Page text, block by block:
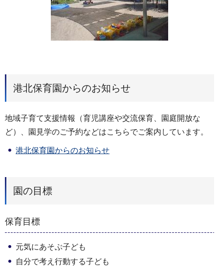
港北保育園からのお知らせ
地域子育て支援情報（育児講座や交流保育、園庭開放な
ど）、園見学のご予約などはこちらでご案内しています。
港北保育園からのお知らせ
園の目標
保育目標
元気にあそぶ子ども
自分で考え行動する子ども